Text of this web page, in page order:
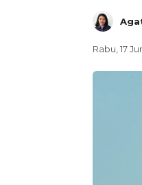
Rabu, 17